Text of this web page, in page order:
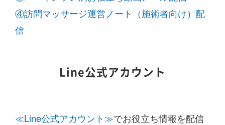
④訪問マッサージ運営ノート（施術者向け）配
信
Line公式アカウント
≪Line公式アカウント≫でお役立ち情報を配信